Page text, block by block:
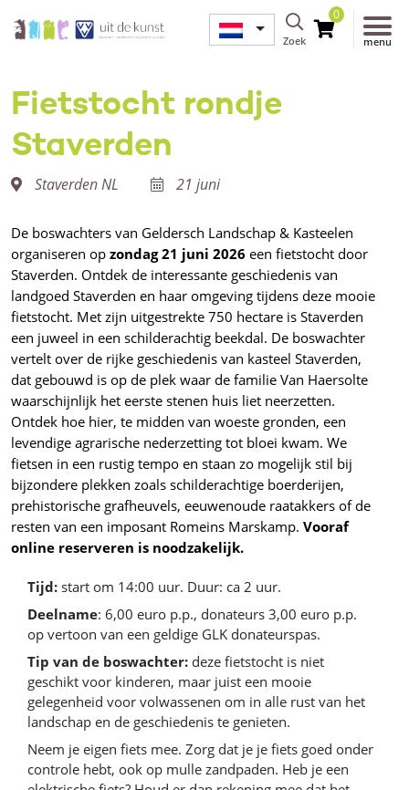
Zoek
0
menu
Fietstocht rondje
Staverden
Staverden NL 21 juni
De boswachters van Geldersch Landschap & Kasteelen
organiseren op zondag 21 juni 2026 een fietstocht door
Staverden. Ontdek de interessante geschiedenis van
landgoed Staverden en haar omgeving tijdens deze mooie
fietstocht. Met zijn uitgestrekte 750 hectare is Staverden
een juweel in een schilderachtig beekdal. De boswachter
vertelt over de rijke geschiedenis van kasteel Staverden,
dat gebouwd is op de plek waar de familie Van Haersolte
waarschijnlijk het eerste stenen huis liet neerzetten.
Ontdek hoe hier, te midden van woeste gronden, een
levendige agrarische nederzetting tot bloei kwam. We
fietsen in een rustig tempo en staan zo mogelijk stil bij
bijzondere plekken zoals schilderachtige boerderijen,
prehistorische grafheuvels, eeuwenoude raatakkers of de
resten van een imposant Romeins Marskamp. Vooraf
online reserveren is noodzakelijk.
Tijd: start om 14:00 uur. Duur: ca 2 uur.
Deelname: 6,00 euro p.p., donateurs 3,00 euro p.p.
op vertoon van een geldige GLK donateurspas.
Tip van de boswachter: deze fietstocht is niet
geschikt voor kinderen, maar juist een mooie
gelegenheid voor volwassenen om in alle rust van het
landschap en de geschiedenis te genieten.
Neem je eigen fiets mee. Zorg dat je je fiets goed onder
controle hebt, ook op mulle zandpaden. Heb je een